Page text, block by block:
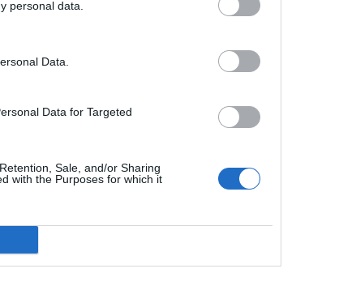
personal data.
Data.
Data for Targeted
Sale, and/or Sharing
with the Purposes for which it
Powiatu Mińskiego